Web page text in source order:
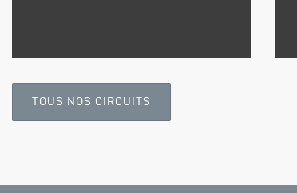
TOUS NOS CIRCUITS